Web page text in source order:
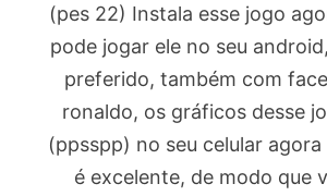
(pes 22) Instala esse jogo
pode jogar ele no seu
preferido, também com
ronaldo, os gráficos desse
(ppsspp) no seu celular
é excelente, de modo que